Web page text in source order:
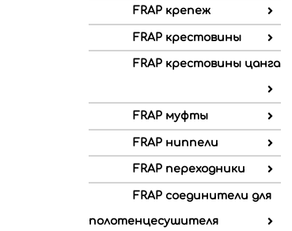
FRAP крепеж
FRAP крестовины
FRAP крестовины цанга
FRAP муфты
FRAP ниппели
FRAP переходники
FRAP соединители для
полотенцесушителя